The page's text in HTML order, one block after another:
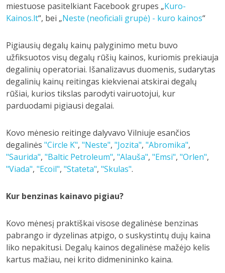
miestuose pasitelkiant Facebook grupes „Kuro-
Kainos.lt“, bei „Neste (neoficiali grupė) - kuro kainos“
Pigiausių degalų kainų palyginimo metu buvo
užfiksuotos visų degalų rūšių kainos, kuriomis prekiauja
degalinių operatoriai. Išanalizavus duomenis, sudarytas
degalinių kainų reitingas kiekvienai atskirai degalų
rūšiai, kurios tikslas parodyti vairuotojui, kur
parduodami pigiausi degalai.
Kovo mėnesio reitinge dalyvavo Vilniuje esančios
degalinės "Circle K", "Neste", "Jozita", "Abromika",
"Saurida", "Baltic Petroleum", "Alauša", "Emsi", "Orlen",
"Viada", "Ecoil", "Stateta", "Skulas".
Kur benzinas kainavo pigiau?
Kovo mėnesį praktiškai visose degalinėse benzinas
pabrango ir dyzelinas atpigo, o suskystintų dujų kaina
liko nepakitusi. Degalų kainos degalinėse mažėjo kelis
kartus mažiau, nei krito didmenininko kaina.